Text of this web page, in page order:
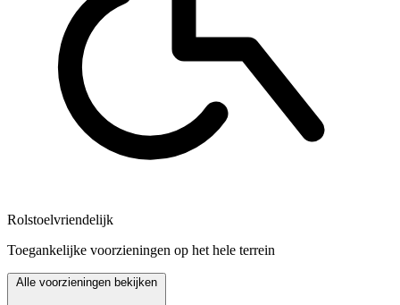
Rolstoelvriendelijk
Toegankelijke voorzieningen op het hele terrein
Alle voorzieningen bekijken